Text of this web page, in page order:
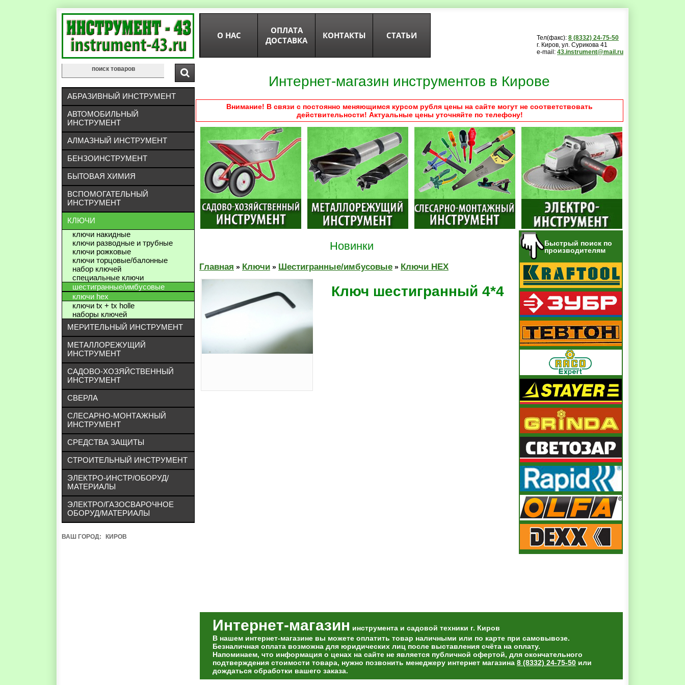
О НАС
ОПЛАТА
ДОСТАВКА
КОНТАКТЫ СТАТЬИ Тел(факс): 8 (8332) 24-75-50
г. Киров, ул. Сурикова 41
e-mail: 43.instrument@mail.ru
АБРАЗИВНЫЙ ИНСТРУМЕНТ
АВТОМОБИЛЬНЫЙ
ИНСТРУМЕНТ
АЛМАЗНЫЙ ИНСТРУМЕНТ
БЕНЗОИНСТРУМЕНТ
БЫТОВАЯ ХИМИЯ
ВСПОМОГАТЕЛЬНЫЙ
ИНСТРУМЕНТ
КЛЮЧИ
ключи накидные
ключи разводные и трубные
ключи рожковые
ключи торцовые/балонные
набор ключей
специальные ключи
шестигранные/имбусовые
ключи hex
ключи tx + tx holle
наборы ключей
МЕРИТЕЛЬНЫЙ ИНСТРУМЕНТ
МЕТАЛЛОРЕЖУЩИЙ
ИНСТРУМЕНТ
САДОВО-ХОЗЯЙСТВЕННЫЙ
ИНСТРУМЕНТ
СВЕРЛА
СЛЕСАРНО-МОНТАЖНЫЙ
ИНСТРУМЕНТ
СРЕДСТВА ЗАЩИТЫ
СТРОИТЕЛЬНЫЙ ИНСТРУМЕНТ
ЭЛЕКТРО-ИНСТР/ОБОРУД/
МАТЕРИАЛЫ
ЭЛЕКТРО/ГАЗОСВАРОЧНОЕ
ОБОРУД/МАТЕРИАЛЫ
ВАШ ГОРОД: КИРОВ
Интернет-магазин инструментов в Кирове
Внимание! В связи с постоянно меняющимся курсом рубля цены на сайте могут не соответствовать
действительности! Актуальные цены уточняйте по телефону!
Быстрый поиск по
производителям
Новинки
Главная » Ключи » Шестигранные/имбусовые » Ключи HEX
Ключ шестигранный 4*4
Интернет-магазин инструмента и садовой техники г. Киров
В нашем интернет-магазине вы можете оплатить товар наличными или по карте при самовывозе.
Безналичная оплата возможна для юридических лиц после выставления счёта на оплату.
Напоминаем, что информация о ценах на сайте не является публичной офертой, для окончательного
подтверждения стоимости товара, нужно позвонить менеджеру интернет магазина 8 (8332) 24-75-50 или
дождаться обработки вашего заказа.